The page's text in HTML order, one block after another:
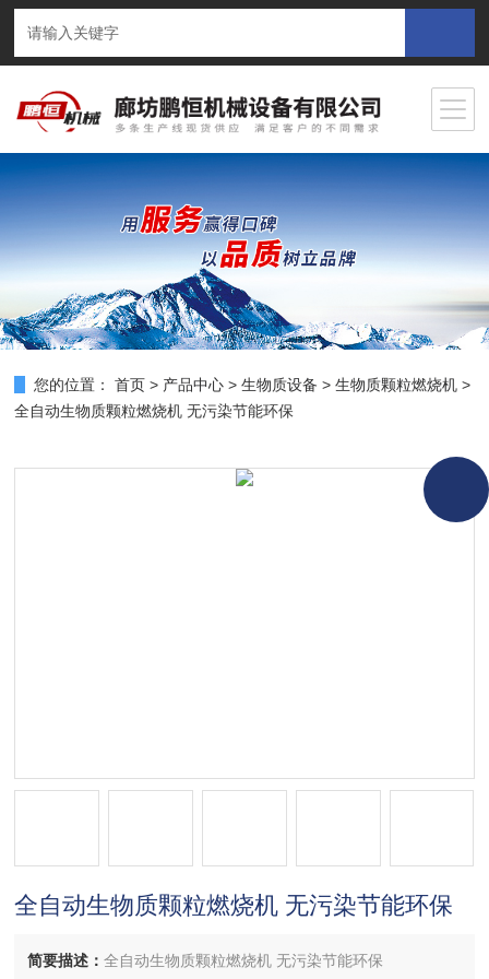
您的位置： 首页 > 产品中心 >生物质设备 >生物质颗粒燃烧机 >
全自动生物质颗粒燃烧机 无污染节能环保
全自动生物质颗粒燃烧机 无污染节能环保
简要描述：全自动生物质颗粒燃烧机 无污染节能环保